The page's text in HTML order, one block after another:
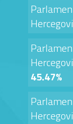
45.47%